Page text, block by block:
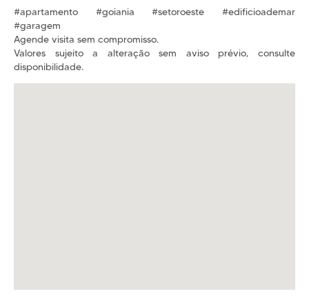
#apartamento #goiania #setoroeste #edificioademar
#garagem
Agende visita sem compromisso.
Valores sujeito a alteração sem aviso prévio, consulte
disponibilidade.